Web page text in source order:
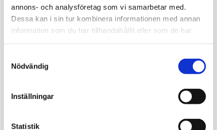
annons- och analysföretag som vi samarbetar med.
Dessa kan i sin tur kombinera informationen med annan
information som du har tillhandahållit eller som de har
Nödvändig
Inställningar
Statistik
Du
Bli den första att lämna ett omdöme.